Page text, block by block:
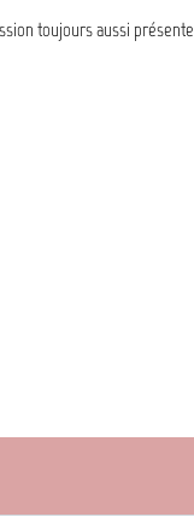
toujours aussi